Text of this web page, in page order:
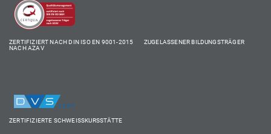
ZERTIFIZIERT NACH DIN ISO EN 9001-2015 ZUGELASSENER BILDUNGSTRÄGER
NACH AZAV
ZERTIFIZIERTE SCHWEISSKURSSTÄTTE